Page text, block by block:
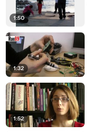
1:50
1:32
1:52